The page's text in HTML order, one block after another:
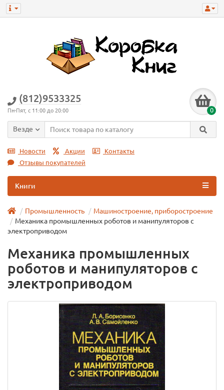
(812)9533325
Пн-Пят, с 11:00 до 20:00 0
Везде
Новости Акции
Контакты
Отзывы покупателей
Книги
Промышленность
Машиностроение, приборостроение
Механика промышленных роботов и манипуляторов с
электроприводом
Механика промышленных
роботов и манипуляторов с
электроприводом